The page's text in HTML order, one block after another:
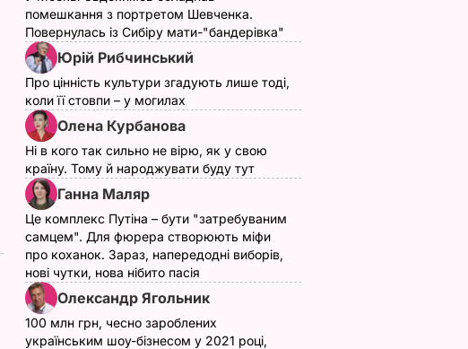
помешкання з портретом Шевченка.
Повернулась із Сибіру мати-"бандерівка"
Юрій Рибчинський
Про цінність культури згадують лише тоді,
коли її стовпи – у могилах
Олена Курбанова
Ні в кого так сильно не вірю, як у свою
країну. Тому й народжувати буду тут
Ганна Маляр
Це комплекс Путіна – бути "затребуваним
самцем". Для фюрера створюють міфи
про коханок. Зараз, напередодні виборів,
нові чутки, нова нібито пасія
Олександр Ягольник
100 млн грн, чесно зароблених
українським шоу-бізнесом у 2021 році,